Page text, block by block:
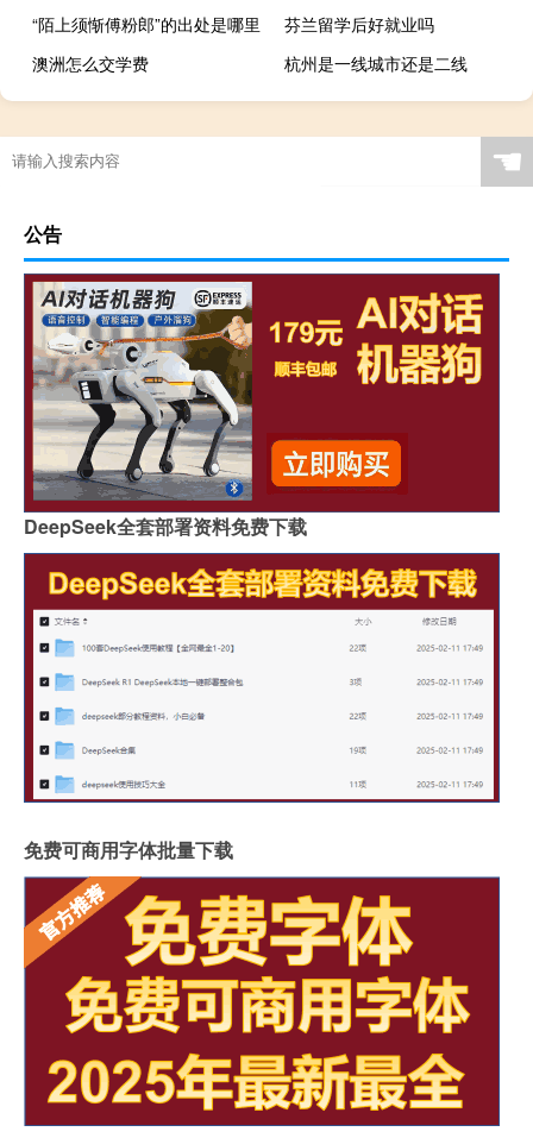
“陌上须惭傅粉郎”的出处是哪里
芬兰留学后好就业吗
澳洲怎么交学费
杭州是一线城市还是二线
☚
公告
DeepSeek全套部署资料免费下载
免费可商用字体批量下载